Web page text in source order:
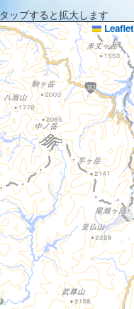
タップすると拡大します
Leaflet